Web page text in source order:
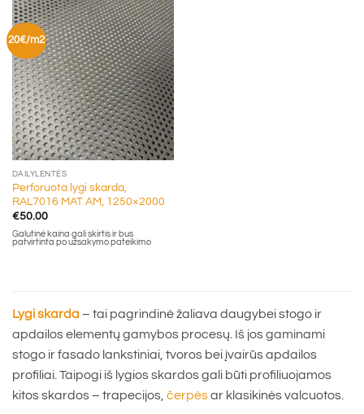
20€/m2
DAILYLENTĖS
Perforuota lygi skarda,
RAL7016 MAT AM, 1250×2000
€50.00
Galutinė kaina gali skirtis ir bus
patvirtinta po užsakymo pateikimo
Lygi skarda – tai pagrindinė žaliava daugybei stogo ir
apdailos elementų gamybos procesų. Iš jos gaminami
stogo ir fasado lankstiniai, tvoros bei įvairūs apdailos
profiliai. Taipogi iš lygios skardos gali būti profiliuojamos
kitos skardos – trapecijos, čerpėsar klasikinės valcuotos.